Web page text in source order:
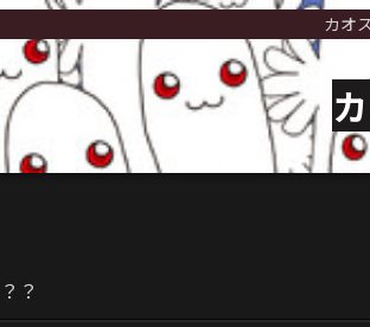
カオ
？